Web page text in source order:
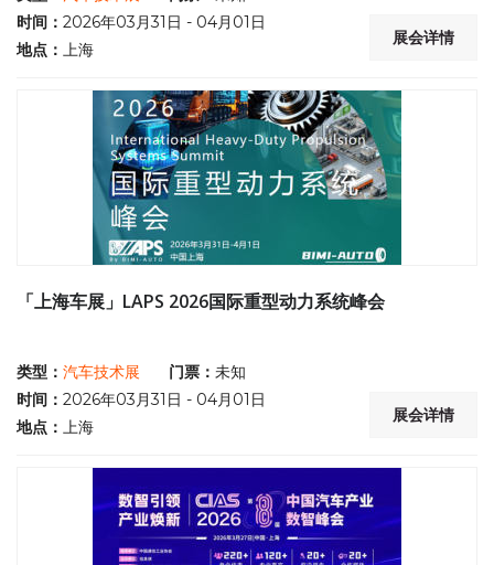
时间： 2026年03月31日 - 04月01日
地点： 上海
展会详情
「上海车展」lAPS 2026国际重型动力系统峰会
类型： 汽车技术展 门票： 未知
时间： 2026年03月31日 - 04月01日
地点： 上海
展会详情